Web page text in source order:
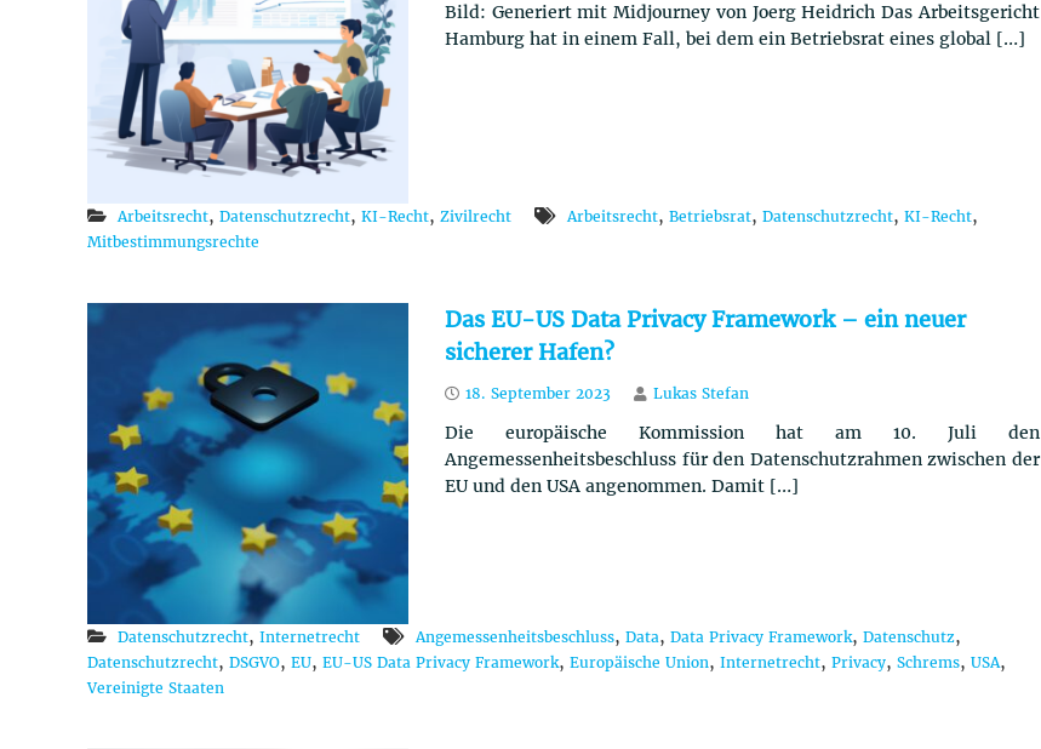
Bild: Generiert mit Midjourney von Joerg Heidrich Das Arbeitsgericht
Hamburg hat in einem Fall, bei dem ein Betriebsrat eines global […]
Arbeitsrecht, Datenschutzrecht, KI-Recht, Zivilrecht Arbeitsrecht, Betriebsrat, Datenschutzrecht, KI-Recht,
Mitbestimmungsrechte
Das EU-US Data Privacy Framework – ein neuer
sicherer Hafen?
18. September 2023 Lukas Stefan
Die europäische Kommission hat am 10. Juli den
Angemessenheitsbeschluss für den Datenschutzrahmen zwischen der
EU und den USA angenommen. Damit […]
Datenschutzrecht, Internetrecht Angemessenheitsbeschluss, Data, Data Privacy Framework, Datenschutz,
Datenschutzrecht, DSGVO, EU, EU-US Data Privacy Framework, Europäische Union, Internetrecht, Privacy, Schrems, USA,
Vereinigte Staaten